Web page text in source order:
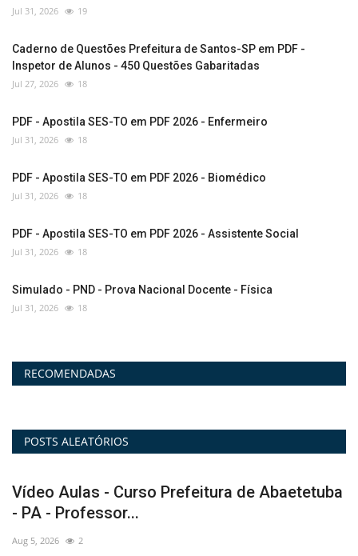
Jul 31, 2026 19
Caderno de Questões Prefeitura de Santos-SP em PDF -
Inspetor de Alunos - 450 Questões Gabaritadas
Jul 27, 2026 18
PDF - Apostila SES-TO em PDF 2026 - Enfermeiro
Jul 31, 2026 18
PDF - Apostila SES-TO em PDF 2026 - Biomédico
Jul 31, 2026 18
PDF - Apostila SES-TO em PDF 2026 - Assistente Social
Jul 31, 2026 18
Simulado - PND - Prova Nacional Docente - Física
Jul 31, 2026 18
RECOMENDADAS
POSTS ALEATÓRIOS
PDF - Apostila AMS Itapecerica-SP 2026 em
PDF - Auxiliar...
Aug 6, 2026 0